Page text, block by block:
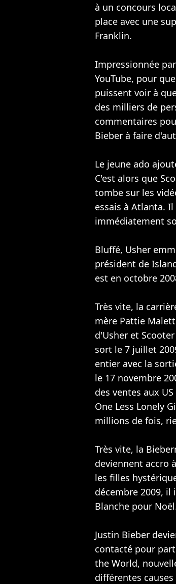
à un concours
place avec une
Franklin.
Impressionnée
YouTube, pour
puissent voir à
des milliers de
commentaires
Bieber à faire
Le jeune ado
C'est alors que
tombe sur les
essais à Atlanta.
immédiatement
Bluffé, Usher
président de
est en octobre
Très vite, la
mère Pattie
d'Usher et
sort le 7 juillet
entier avec la
le 17 novembre
des ventes aux
One Less Lonely
millions de fois,
Très vite, la
deviennent accro
les filles
décembre 2009,
Blanche pour
Justin Bieber
contacté pour
the World,
différentes